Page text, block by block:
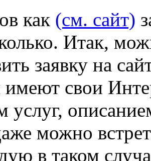
как (см. сайт)
Итак,
заявку на
свои
услуг,
можно
в таком